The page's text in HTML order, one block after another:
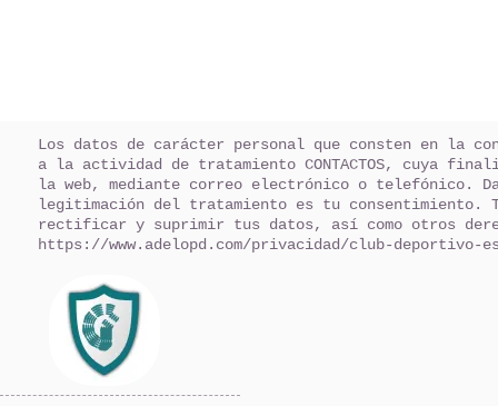
Los datos de carácter personal que consten en la
a la actividad de tratamiento CONTACTOS, cuya
la web, mediante correo electrónico o telefónico.
legitimación del tratamiento es tu consentimiento.
rectificar y suprimir tus datos, así como otros
https://www.adelopd.com/privacidad/club-deportivo-